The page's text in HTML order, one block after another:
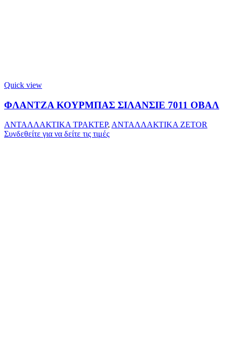
Quick view
ΦΛΑΝΤΖΑ ΚΟΥΡΜΠΑΣ ΣΙΛΑΝΣΙΕ 7011 ΟΒΑΛ
ΑΝΤΑΛΛΑΚΤΙΚΑ ΤΡΑΚΤΕΡ, ΑΝΤΑΛΛΑΚΤΙΚΑ ZETOR
Συνδεθείτε για να δείτε τις τιμές